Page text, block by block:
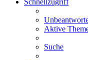
Schnellzugriff
Aktive
Suche